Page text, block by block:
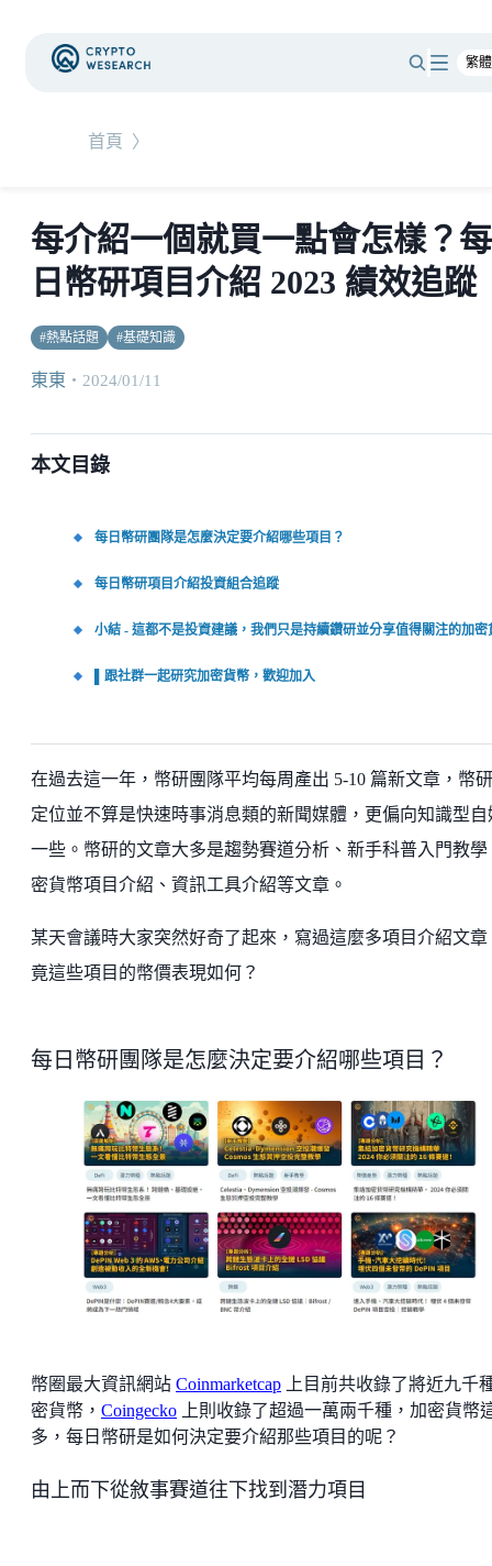
首頁 〉
每介紹一個就買一點會怎樣？每
日幣研項目介紹 2023 績效追蹤
#熱點話題 #基礎知識
東東 ・ 2024/01/11
本文目錄
每日幣研團隊是怎麼決定要介紹哪些項目？
每日幣研項目介紹投資組合追蹤
小結 - 這都不是投資建議，我們只是持續鑽研並分享值得關注的加密
▌跟社群一起研究加密貨幣，歡迎加入
在過去這一年，幣研團隊平均每周產出 5-10 篇新文章，幣
定位並不算是快速時事消息類的新聞媒體，更偏向知識型自
一些。幣研的文章大多是趨勢賽道分析、新手科普入門教學
密貨幣項目介紹、資訊工具介紹等文章。
某天會議時大家突然好奇了起來，寫過這麼多項目介紹文章
竟這些項目的幣價表現如何？
每日幣研團隊是怎麼決定要介紹哪些項目？
幣圈最大資訊網站 Coinmarketcap 上目前共收錄了將近九千
密貨幣， Coingecko 上則收錄了超過一萬兩千種，加密貨幣
多，每日幣研是如何決定要介紹那些項目的呢？
由上而下從敘事賽道往下找到潛力項目